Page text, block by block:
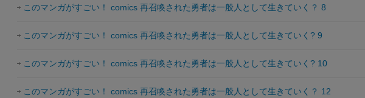
このマンガがすごい！ comics 再召喚された勇者は一般人として生きていく？ 8
このマンガがすごい！ comics 再召喚された勇者は一般人として生きていく? 9
このマンガがすごい！ comics 再召喚された勇者は一般人として生きていく? 10
このマンガがすごい！ comics 再召喚された勇者は一般人として生きていく？ 12